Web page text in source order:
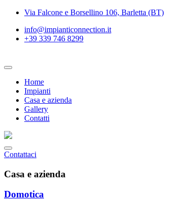
contenuto
Via Falcone e Borsellino 106, Barletta (BT)
info@impianticonnection.it
+39 339 746 8299
Home
Impianti
Casa e azienda
Gallery
Contatti
Contattaci
Casa e azienda
Domotica